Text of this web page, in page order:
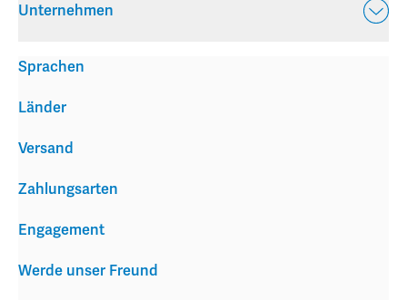
Unternehmen
Versand
Zahlungsarten
Engagement
Werde unser Freund
Sprachen
Länder